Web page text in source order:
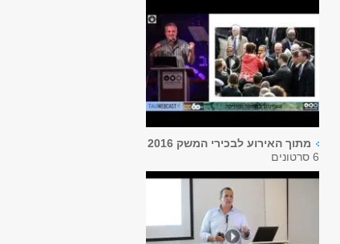
מתוך האירוע לבכירי המשק 2016
6 סרטונים